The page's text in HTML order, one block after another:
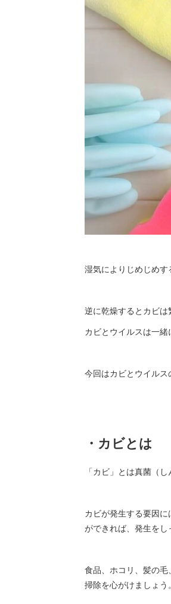
湿気によりじめじめす
逆に乾燥するとカビは
カビとウイルスは一緒
今回はカビとウイルス
・カビとは
「カビ」とは真菌（
カビが発生する要因
ができれば、発生をし
食品、ホコリ、髪の
掃除を心がけましょう。